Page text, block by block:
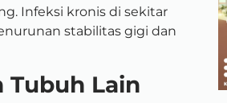
Infeksi kronis di sekitar
stabilitas gigi dan
Tubuh Lain